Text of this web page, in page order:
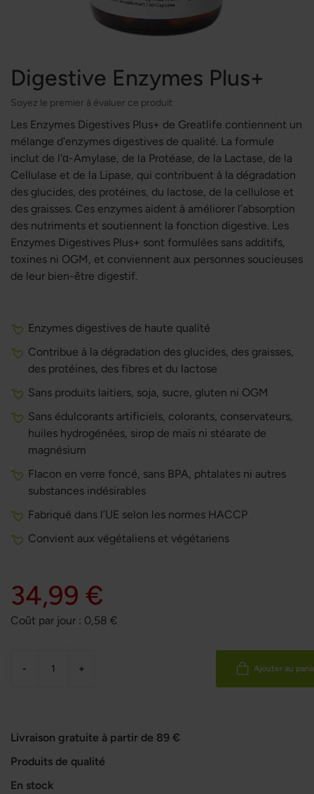
Digestive Enzymes Plus+
Soyez le premier à évaluer ce produit
Les Enzymes Digestives Plus+ de Greatlife contiennent un
mélange d'enzymes digestives de qualité. La formule
inclut de l'α-Amylase, de la Protéase, de la Lactase, de la
Cellulase et de la Lipase, qui contribuent à la dégradation
des glucides, des protéines, du lactose, de la cellulose et
des graisses. Ces enzymes aident à améliorer l’absorption
des nutriments et soutiennent la fonction digestive. Les
Enzymes Digestives Plus+ sont formulées sans additifs,
toxines ni OGM, et conviennent aux personnes soucieuses
de leur bien-être digestif.
Enzymes digestives de haute qualité
Contribue à la dégradation des glucides, des graisses,
des protéines, des fibres et du lactose
Sans produits laitiers, soja, sucre, gluten ni OGM
Sans édulcorants artificiels, colorants, conservateurs,
huiles hydrogénées, sirop de maïs ni stéarate de
magnésium
Flacon en verre foncé, sans BPA, phtalates ni autres
substances indésirables
Fabriqué dans l’UE selon les normes HACCP
Convient aux végétaliens et végétariens
34,99 €
Coût par jour : 0,58 €
- + Ajouter au
Livraison gratuite à partir de 89 €
Produits de qualité
En stock